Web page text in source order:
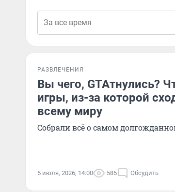
РАЗВЛЕЧЕНИЯ
Вы чего, GTAтнулись?
игры, из-за которой
всему миру
Собрали всё о самом
5 июля, 2026, 14:00 585 Обсудить